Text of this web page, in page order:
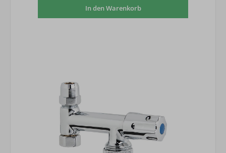
In den Warenkorb